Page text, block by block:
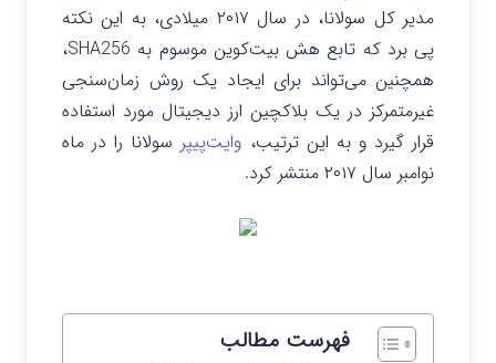
مدیر کل سولانا، در سال ۲۰۱۷ میلادی، به این نکته
پی برد که تابع هش بیت‌کوین موسوم به SHA256،
همچنین می‌تواند برای ایجاد یک روش زمان‌سنجی
غیرمتمرکز در یک بلاکچین ارز دیجیتال مورد استفاده
قرار گیرد و به این ترتیب، وایت‌پیپر سولانا را در ماه
نوامبر سال ۲۰۱۷ منتشر کرد.
فهرست مطالب